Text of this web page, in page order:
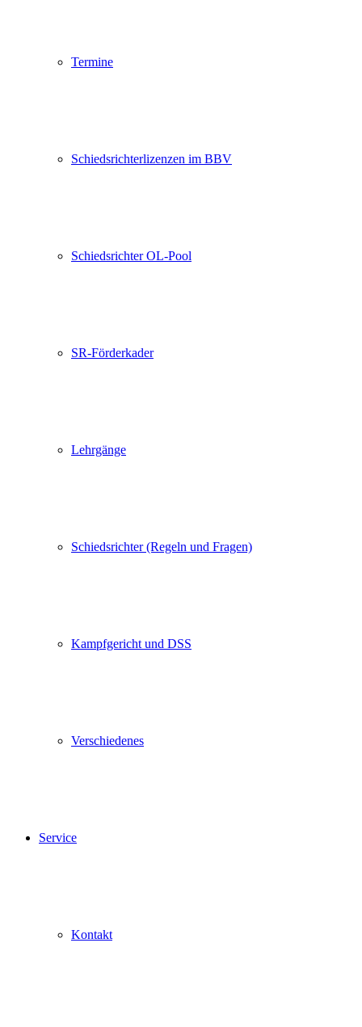
Termine
Schiedsrichterlizenzen im BBV
Schiedsrichter OL-Pool
SR-Förderkader
Lehrgänge
Schiedsrichter (Regeln und Fragen)
Kampfgericht und DSS
Verschiedenes
Service
Kontakt